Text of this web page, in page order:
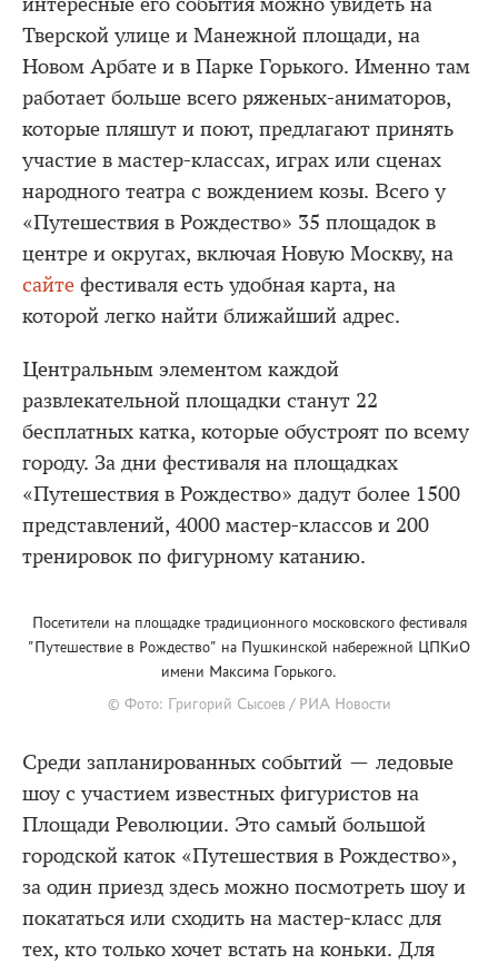
Тверской улице и Манежной площади, на
Новом Арбате и в Парке Горького. Именно там
работает больше всего ряженых-аниматоров,
которые пляшут и поют, предлагают принять
участие в мастер-классах, играх или сценах
народного театра с вождением козы. Всего у
«Путешествия в Рождество» 35 площадок в
центре и округах, включая Новую Москву, на
сайте фестиваля есть удобная карта, на
которой легко найти ближайший адрес.
Центральным элементом каждой
развлекательной площадки станут 22
бесплатных катка, которые обустроят по всему
городу. За дни фестиваля на площадках
«Путешествия в Рождество» дадут более 1500
представлений, 4000 мастер-классов и 200
тренировок по фигурному катанию.
Посетители на площадке традиционного московского фестиваля
"Путешествие в Рождество" на Пушкинской набережной ЦПКиО
имени Максима Горького.
© Фото: Григорий Сысоев / РИА Новости
Среди запланированных событий — ледовые
шоу с участием известных фигуристов на
Площади Революции. Это самый большой
городской каток «Путешествия в Рождество»,
за один приезд здесь можно посмотреть шоу и
покататься или сходить на мастер-класс для
тех, кто только хочет встать на коньки. Для